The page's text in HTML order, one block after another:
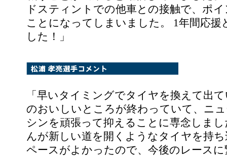
ドスティントでの他車との接触で、ポ
ことになってしまいました。 1年間応
した！」
「早いタイミングでタイヤを換えて出
のおいしいところが終わっていて、ニ
シンを頑張って抑えることに専念しま
んが新しい道を開くようなタイヤを持
ペースがよかったので、今後のレース